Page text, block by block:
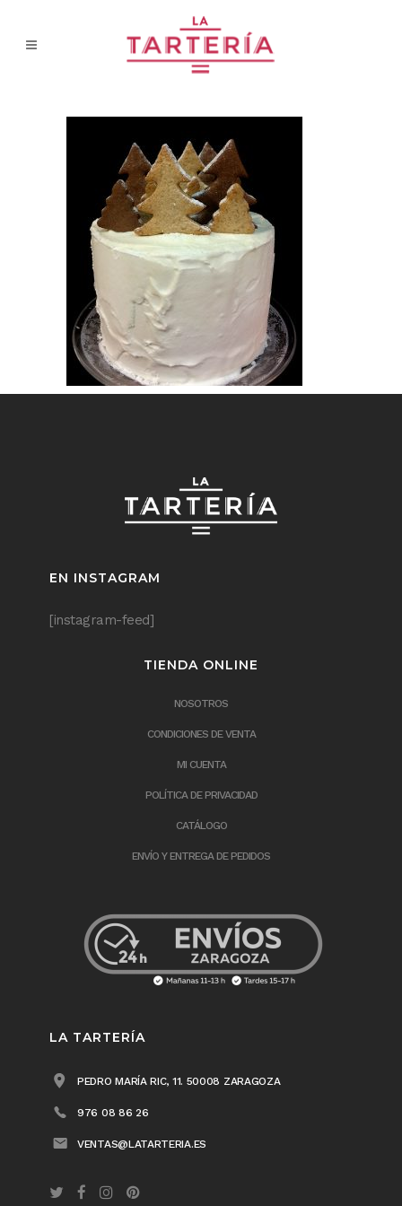
EN INSTAGRAM
[instagram-feed]
TIENDA ONLINE
NOSOTROS
CONDICIONES DE VENTA
MI CUENTA
POLÍTICA DE PRIVACIDAD
CATÁLOGO
ENVÍO Y ENTREGA DE PEDIDOS
LA TARTERÍA
PEDRO MARÍA RIC, 11. 50008 ZARAGOZA
976 08 86 26
VENTAS@LATARTERIA.ES